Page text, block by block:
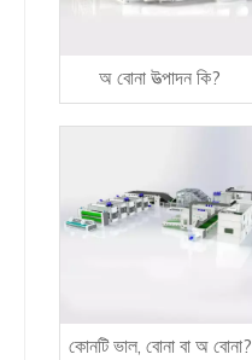
অ বোনা উত্পাদন কি?
কোনটি ভাল, বোনা বা অ বোনা?